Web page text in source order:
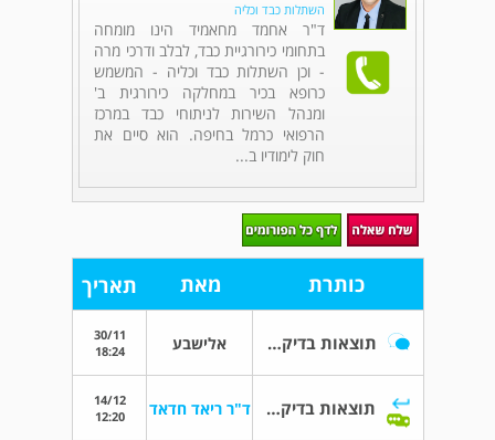
השתלות כבד וכליה
ד"ר אחמד מחאמיד הינו מומחה
בתחומי כירורגיית כבד, לבלב ודרכי מרה
- וכן השתלות כבד וכליה - המשמש
כרופא בכיר במחלקה כירורגית ב'
ומנהל השירות לניתוחי כבד במרכז
הרפואי כרמל בחיפה. הוא סיים את
חוק לימודיו ב...
כותרת מאת תאריך
תוצאות בדיקה על קולית של הבטן העליונה אלישבע
30/11
18:24
תוצאות בדיקה על קולית של הבטן העליונה ד"ר ריאד חדאד
14/12
12:20